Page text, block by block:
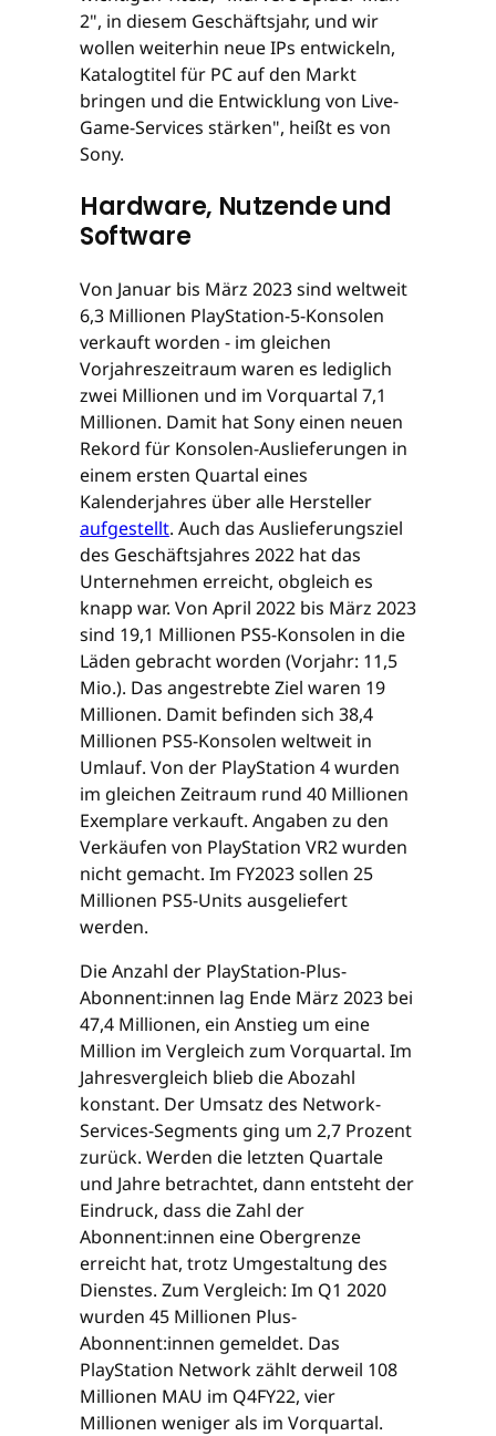
2", in diesem Geschäftsjahr, und wir
wollen weiterhin neue IPs entwickeln,
Katalogtitel für PC auf den Markt
bringen und die Entwicklung von Live-
Game-Services stärken", heißt es von
Sony.
Hardware, Nutzende und
Software
Von Januar bis März 2023 sind weltweit
6,3 Millionen PlayStation-5-Konsolen
verkauft worden - im gleichen
Vorjahreszeitraum waren es lediglich
zwei Millionen und im Vorquartal 7,1
Millionen. Damit hat Sony einen neuen
Rekord für Konsolen-Auslieferungen in
einem ersten Quartal eines
Kalenderjahres über alle Hersteller
aufgestellt. Auch das Auslieferungsziel
des Geschäftsjahres 2022 hat das
Unternehmen erreicht, obgleich es
knapp war. Von April 2022 bis März 2023
sind 19,1 Millionen PS5-Konsolen in die
Läden gebracht worden (Vorjahr: 11,5
Mio.). Das angestrebte Ziel waren 19
Millionen. Damit befinden sich 38,4
Millionen PS5-Konsolen weltweit in
Umlauf. Von der PlayStation 4 wurden
im gleichen Zeitraum rund 40 Millionen
Exemplare verkauft. Angaben zu den
Verkäufen von PlayStation VR2 wurden
nicht gemacht. Im FY2023 sollen 25
Millionen PS5-Units ausgeliefert
werden.
Die Anzahl der PlayStation-Plus-
Abonnent:innen lag Ende März 2023 bei
47,4 Millionen, ein Anstieg um eine
Million im Vergleich zum Vorquartal. Im
Jahresvergleich blieb die Abozahl
konstant. Der Umsatz des Network-
Services-Segments ging um 2,7 Prozent
zurück. Werden die letzten Quartale
und Jahre betrachtet, dann entsteht der
Eindruck, dass die Zahl der
Abonnent:innen eine Obergrenze
erreicht hat, trotz Umgestaltung des
Dienstes. Zum Vergleich: Im Q1 2020
wurden 45 Millionen Plus-
Abonnent:innen gemeldet. Das
PlayStation Network zählt derweil 108
Millionen MAU im Q4FY22, vier
Millionen weniger als im Vorquartal.